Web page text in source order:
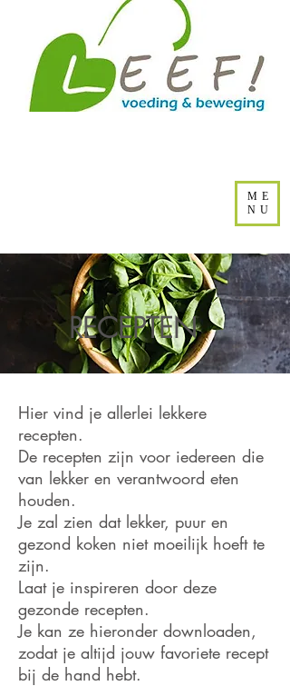
ME
NU
RECEPTEN
Hier vind je allerlei lekkere
recepten.
De recepten zijn voor iedereen die
van lekker en verantwoord eten
houden.
Je zal zien dat lekker, puur en
gezond koken niet moeilijk hoeft te
zijn.
Laat je inspireren door deze
gezonde recepten.
Je kan ze hieronder downloaden,
zodat je altijd jouw favoriete recept
bij de hand hebt.